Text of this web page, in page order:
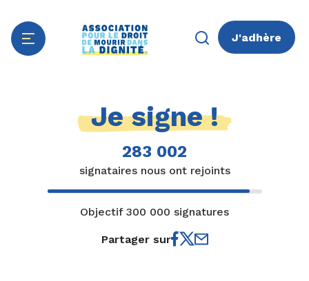
J'adhère
Je signe !
283 002
signataires nous ont rejoints
Objectif 300 000 signatures
Partager sur